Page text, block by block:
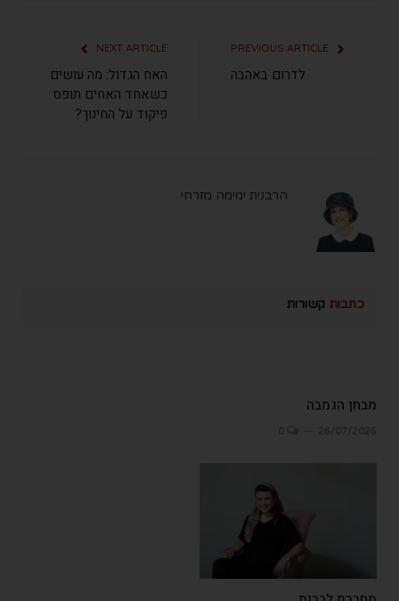
לדרום באהבה
NEXT ARTICLE
האח הגדול: מה עושים
כשאחד האחים תופס
פיקוד על החינוך?
הרבנית ימימה מזרחי
כתבות קשורות
מבחן הגמבה